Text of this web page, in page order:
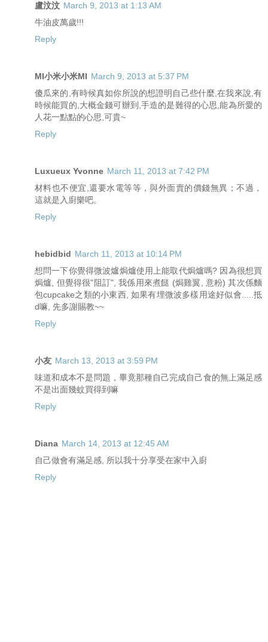
盧汶汶 March 9, 2013 at 1:13 AM
牛油皮萬歲!!!
Reply
MI小米小米MI March 9, 2013 at 5:37 PM
傻瓜來的,有時候真如你所說的想證明自己些什麼,在我來說,有
時候能買的,大概金錢可辦到,手造的是難得的心思,能為所愛的
人花一點點的心思,可貴~
Reply
Luxueux Yvonne March 11, 2013 at 7:42 PM
材料也不便宜,還要水電等等，與外面賣的價錢無異；不過，
這就是入廚樂吧。
Reply
hebidbid March 11, 2013 at 10:14 PM
想問一下你覺得微波爐焗爐使用上能取代焗爐嗎? 因為很想買
焗爐, 但覺得很"阻訂", 我係用來煮餸 (焗雞翼, 意粉) 其次係麵
包cupcake之類的小東西, 如果有埋微波多樣用途好似會.....抵
d嘛, 先多謝賜教~~
Reply
小友 March 13, 2013 at 3:59 PM
味道和成本不是問題，畢竟那種自己完成自己食的無上滿足感
不是出面幾蚊買得到嘛
Reply
Diana March 14, 2013 at 12:45 AM
自己做會有滿足感, 所以我十分享受在家中入廚
Reply